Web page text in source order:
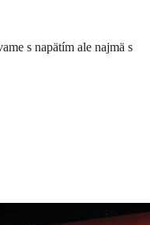
s napätím ale najmä s